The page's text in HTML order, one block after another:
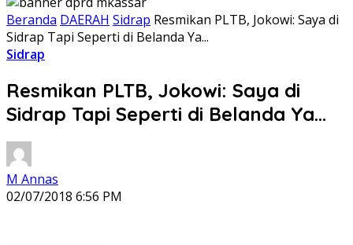
Beranda DAERAH Sidrap Resmikan PLTB, Jokowi: Saya di
Sidrap Tapi Seperti di Belanda Ya...
Sidrap
Resmikan PLTB, Jokowi: Saya di
Sidrap Tapi Seperti di Belanda Ya…
M Annas
02/07/2018 6:56 PM